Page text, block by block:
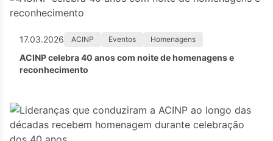
17.03.2026 ACINP Eventos Homenagens
ACINP celebra 40 anos com noite de homenagens e
reconhecimento